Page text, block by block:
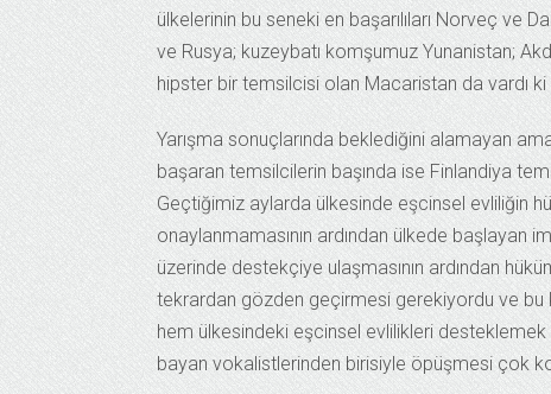
ülkelerinin bu seneki en başarılıları Norveç ve
ve Rusya; kuzeybatı komşumuz Yunanistan;
hipster bir temsilcisi olan Macaristan da vardı ki
Yarışma sonuçlarında beklediğini alamayan
başaran temsilcilerin başında ise Finlandiya
Geçtiğimiz aylarda ülkesinde eşcinsel evliliğin
onaylanmamasının ardından ülkede başlayan
üzerinde destekçiye ulaşmasının ardından
tekrardan gözden geçirmesi gerekiyordu ve bu
hem ülkesindeki eşcinsel evlilikleri
bayan vokalistlerinden birisiyle öpüşmesi çok